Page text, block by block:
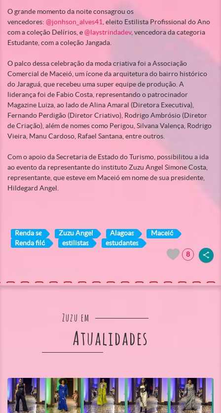
O grande momento da noite consagrou os
vencedores: @jonhson_alves41, eleito Estilista Profissional do Ano
com a coleção Delírios, e@laystrindadev, vencedora da categoria
Estudante, com a coleção Jangada.
O palco dessa celebração da moda criativa foi a Associação
Comercial de Maceió, um ícone da arquitetura do bairro histórico
do Jaraguá, que recebeu uma super equipe de produção. A
liderança foi de Fabio Costa, representando o patrocinador
Magazine Luiza, ao lado de Alina Amaral (Diretora Executiva),
Fernando Perdigão (Diretor Criativo), Rodrigo Ambrósio (Diretor
de Criação), além de nomes como Perigou, Silvana Valença, Rodrigo
Vieira, Manu Cardoso, Rafael Santana, entre outros.
Com o apoio da Secretaria de Estado do Turismo, possibilitou a ida
ao evento da representante do instituto Zuzu Angel Simone Costa,
representante, que esteve em Maceió em nome de sua presidente,
Hildegard Angel.
Renda se Zuzu Angel Alagoas
Maceió
Renda filó
estilistas
estudantes
8
Zuzu em
Atualidades